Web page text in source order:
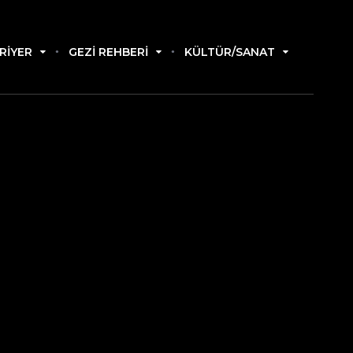
GEZI REHBERI KÜLTÜR/SANAT